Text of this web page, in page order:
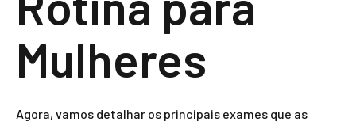
Mulheres
Agora, vamos detalhar os principais exames que as